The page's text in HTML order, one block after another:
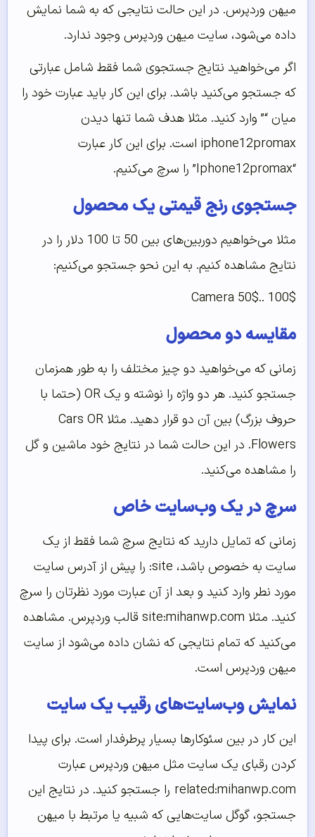
میهن وردپرس. در این حالت نتایجی که به شما نمایش
داده می‌شود، سایت میهن وردپرس وجود ندارد.
اگر می‌خواهید نتایج جستجوی شما فقط شامل عبارتی
که جستجو می‌کنید باشد. برای این کار باید عبارت خود را
میان “” وارد کنید. مثلا هدف شما تنها دیدن
iphone12promax است. برای این کار عبارت
“Iphone12promax” را سرچ می‌کنیم.
جستجوی رنج قیمتی یک محصول
مثلا می‌خواهیم دوربین‌های بین 50 تا 100 دلار را در
نتایج مشاهده کنیم. به این نحو جستجو می‌کنیم:
Camera 50$.. 100$
مقایسه دو محصول
زمانی که می‌خواهید دو چیز مختلف را به طور همزمان
جستجو کنید. هر دو واژه را نوشته و یک OR (حتما با
حروف بزرگ) بین آن دو قرار دهید. مثلا Cars OR
Flowers. در این حالت شما در نتایج خود ماشین و گل
را مشاهده می‌کنید.
سرچ در یک وب‌سایت خاص
زمانی که تمایل دارید که نتایج سرچ شما فقط از یک
سایت به خصوص باشد، site: را پیش از آدرس سایت
مورد نطر وارد کنید و بعد از آن عبارت مورد نظرتان را سرچ
کنید. مثلا site:mihanwp.com قالب وردپرس. مشاهده
می‌کنید که تمام نتایجی که نشان داده می‌شود از سایت
میهن وردپرس است.
نمایش وب‌سایت‌های رقیب یک سایت
این کار در بین سئوکارها بسیار پرطرفدار است. برای پیدا
کردن رقبای یک سایت مثل میهن وردپرس عبارت
related:mihanwp.com را جستجو کنید. در نتایج این
جستجو، گوگل سایت‌هایی که شبیه یا مرتبط با میهن